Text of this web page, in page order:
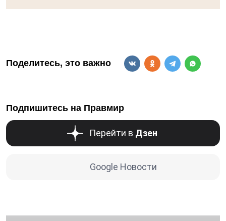
Поделитесь, это важно
Подпишитесь на Правмир
Перейти в Дзен
Google Новости